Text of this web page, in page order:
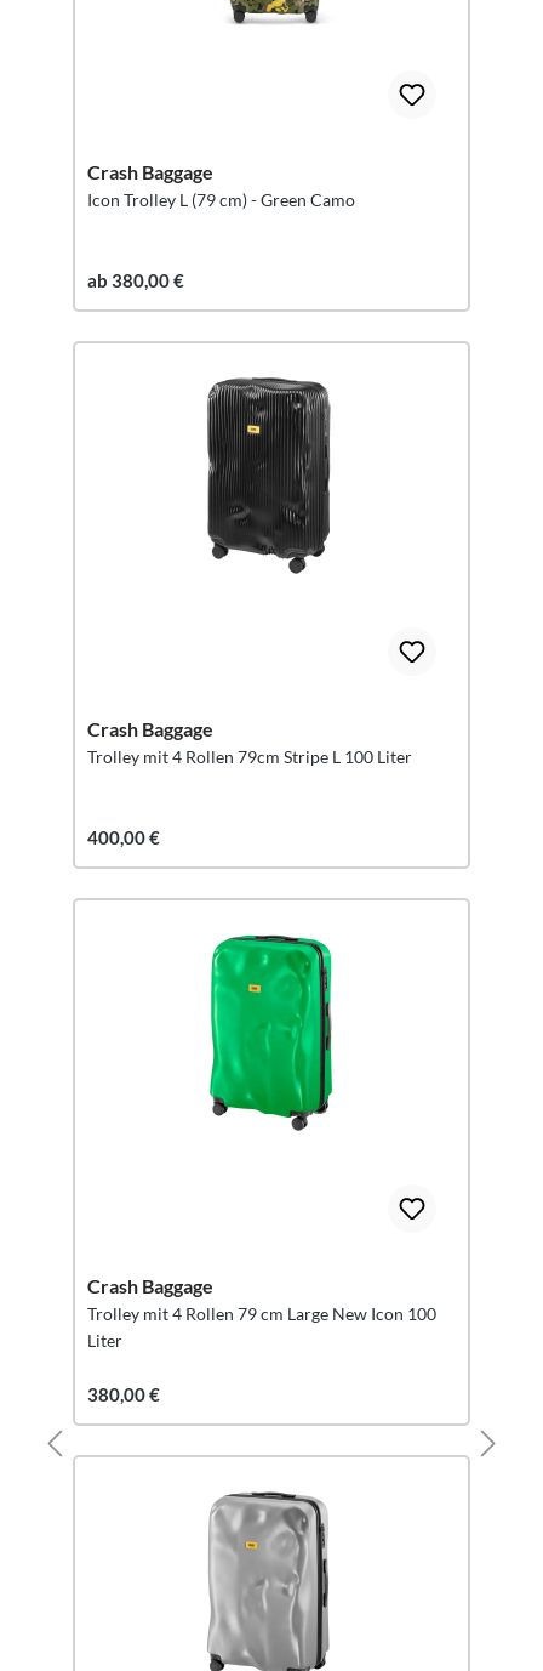
Crash Baggage
Icon Trolley L (79 cm) - Green Camo
ab 380,00 €
Crash Baggage
Trolley mit 4 Rollen 79cm Stripe L 100 Liter
400,00 €
Crash Baggage
Trolley mit 4 Rollen 79 cm Large New Icon 100
Liter
380,00 €